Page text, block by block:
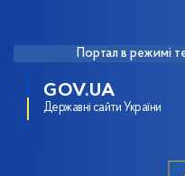
Портал в режимі
GOV.UA
Державні сайти України